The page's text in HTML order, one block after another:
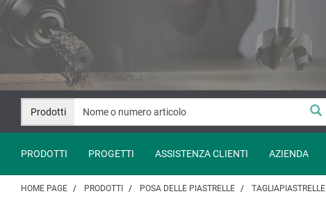
Salta
contenuto
Salta
navigazione
Prodotti
PRODOTTI PROGETTI ASSISTENZA CLIENTI AZIENDA
HOME PAGE PRODOTTI POSA DELLE PIASTRELLE TAGLIAPIASTRELLE